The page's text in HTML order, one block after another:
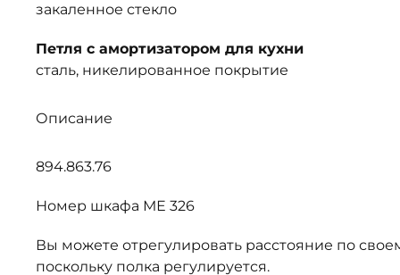
закаленное стекло
Петля с амортизатором для кухни
сталь, никелированное покрытие
Описание
894.863.76
Номер шкафа МЕ 326
Вы можете отрегулировать расстояние по
поскольку полка регулируется.